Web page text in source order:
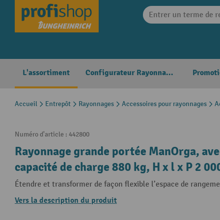
Skip to main navigation
L'assortiment Configurateur Rayonnages
Accueil Entrepôt Rayonnages Accessoires pour rayonnages
Numéro d'article : 442800
Rayonnage grande portée ManOrga,
capacité de charge 880 kg, H x l x P 2
Étendre et transformer de façon flexible l’espace de
Vers la description du produit